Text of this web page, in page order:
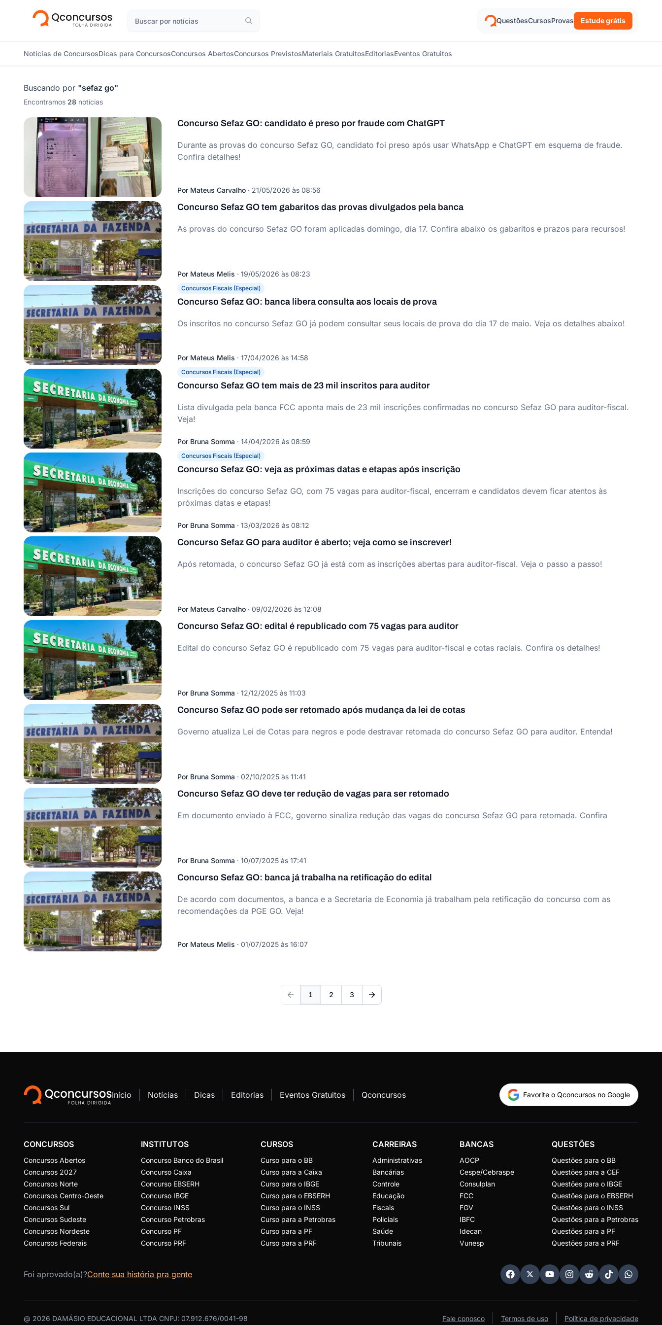
QuestõesCursosProvas Estude grátis
Notícias de ConcursosDicas para ConcursosConcursos AbertosConcursos PrevistosMateriais GratuitosEditoriasEventos Gratuitos
Buscando por "sefaz go"
Encontramos 28 notícias
Concurso Sefaz GO: candidato é preso por fraude com ChatGPT
Durante as provas do concurso Sefaz GO, candidato foi preso após usar WhatsApp e ChatGPT em esquema de fraude.
Confira detalhes!
Por Mateus Carvalho · 21/05/2026 às 08:56
Concurso Sefaz GO tem gabaritos das provas divulgados pela banca
As provas do concurso Sefaz GO foram aplicadas domingo, dia 17. Confira abaixo os gabaritos e prazos para recursos!
Por Mateus Melis · 19/05/2026 às 08:23
Concursos Fiscais (Especial)
Concurso Sefaz GO: banca libera consulta aos locais de prova
Os inscritos no concurso Sefaz GO já podem consultar seus locais de prova do dia 17 de maio. Veja os detalhes abaixo!
Por Mateus Melis · 17/04/2026 às 14:58
Concursos Fiscais (Especial)
Concurso Sefaz GO tem mais de 23 mil inscritos para auditor
Lista divulgada pela banca FCC aponta mais de 23 mil inscrições confirmadas no concurso Sefaz GO para auditor-fiscal.
Veja!
Por Bruna Somma · 14/04/2026 às 08:59
Concursos Fiscais (Especial)
Concurso Sefaz GO: veja as próximas datas e etapas após inscrição
Inscrições do concurso Sefaz GO, com 75 vagas para auditor-fiscal, encerram e candidatos devem ficar atentos às
próximas datas e etapas!
Por Bruna Somma · 13/03/2026 às 08:12
Concurso Sefaz GO para auditor é aberto; veja como se inscrever!
Após retomada, o concurso Sefaz GO já está com as inscrições abertas para auditor-fiscal. Veja o passo a passo!
Por Mateus Carvalho · 09/02/2026 às 12:08
Concurso Sefaz GO: edital é republicado com 75 vagas para auditor
Edital do concurso Sefaz GO é republicado com 75 vagas para auditor-fiscal e cotas raciais. Confira os detalhes!
Por Bruna Somma · 12/12/2025 às 11:03
Concurso Sefaz GO pode ser retomado após mudança da lei de cotas
Governo atualiza Lei de Cotas para negros e pode destravar retomada do concurso Sefaz GO para auditor. Entenda!
Por Bruna Somma · 02/10/2025 às 11:41
Concurso Sefaz GO deve ter redução de vagas para ser retomado
Em documento enviado à FCC, governo sinaliza redução das vagas do concurso Sefaz GO para retomada. Confira
Por Bruna Somma · 10/07/2025 às 17:41
Concurso Sefaz GO: banca já trabalha na retificação do edital
De acordo com documentos, a banca e a Secretaria de Economia já trabalham pela retificação do concurso com as
recomendações da PGE GO. Veja!
Por Mateus Melis · 01/07/2025 às 16:07
1 2 3
Início Notícias Dicas Editorias Eventos Gratuitos Qconcursos Favorite o Qconcursos no Google
CONCURSOS
Concursos Abertos
Concursos 2027
Concursos Norte
Concursos Centro-Oeste
Concursos Sul
Concursos Sudeste
Concursos Nordeste
Concursos Federais
INSTITUTOS
Concurso Banco do Brasil
Concurso Caixa
Concurso EBSERH
Concurso IBGE
Concurso INSS
Concurso Petrobras
Concurso PF
Concurso PRF
CURSOS
Curso para o BB
Curso para a Caixa
Curso para o IBGE
Curso para o EBSERH
Curso para o INSS
Curso para a Petrobras
Curso para a PF
Curso para a PRF
CARREIRAS
Administrativas
Bancárias
Controle
Educação
Fiscais
Policiais
Saúde
Tribunais
BANCAS
AOCP
Cespe/Cebraspe
Consulplan
FCC
FGV
IBFC
Idecan
Vunesp
QUESTÕES
Questões para o BB
Questões para a CEF
Questões para o IBGE
Questões para o EBSERH
Questões para o INSS
Questões para a Petrobras
Questões para a PF
Questões para a PRF
Foi aprovado(a)?Conte sua história pra gente
@ 2026 DAMÁSIO EDUCACIONAL LTDA CNPJ: 07.912.676/0041-98 Fale conosco Termos de uso Política de privacidade